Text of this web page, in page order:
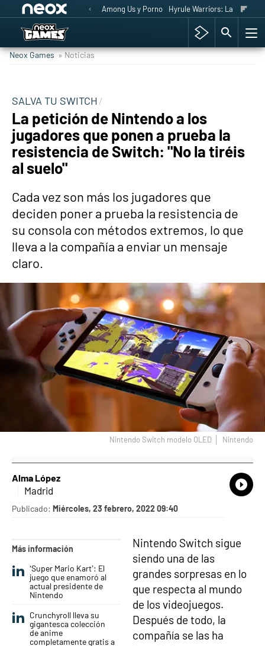
Among Us y Porno Hyrule Warriors: La Era del
Neox Games » Noticias
SALVA TU SWITCH
La petición de Nintendo a los
jugadores que ponen a prueba la
resistencia de Switch: "No la tiréis
al suelo"
Cada vez son más los jugadores que
deciden poner a prueba la resistencia de
su consola con métodos extremos, lo que
lleva a la compañía a enviar un mensaje
claro.
Nintendo Switch modelo OLED Nintendo
Alma López
Madrid
Publicado: Miércoles, 23 febrero, 2022 09:40
Más información
‘Super Mario Kart’: El
juego que enamoró al
actual presidente de
Nintendo
Crunchyroll lleva su
gigantesca colección
de anime
completamente gratis a
Nintendo Switch sigue
siendo una de las
grandes sorpresas en lo
que respecta al mundo
de los videojuegos.
Después de todo, la
compañía se las ha